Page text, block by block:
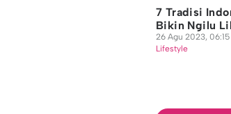
7 Tradisi
Bikin Ngilu
26 Agu 2023,
Lifestyle